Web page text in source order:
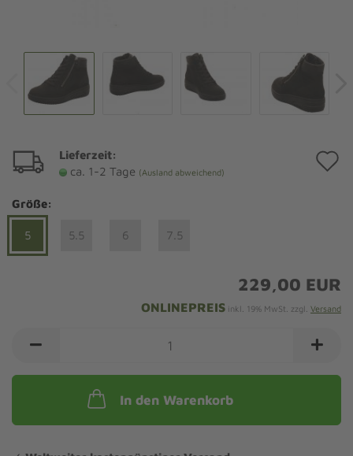
Lieferzeit:
ca. 1-2 Tage (Ausland abweichend)
Größe:
5 5.5 6 7.5
229,00 EUR
ONLINEPREIS inkl. 19% MwSt. zzgl. Versand
In den Warenkorb